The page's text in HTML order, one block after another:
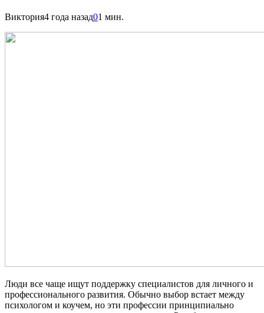
Виктория4 года назад01 мин.
Люди все чаще ищут поддержку специалистов для личного и
профессионального развития. Обычно выбор встает между
психологом и коучем, но эти профессии принципиально